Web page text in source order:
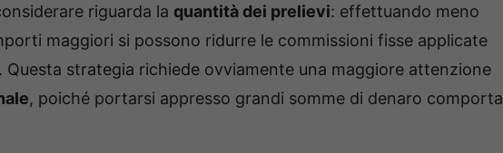
riguarda la quantità dei prelievi: effettuando meno
maggiori si possono ridurre le commissioni fisse applicate
Questa strategia richiede ovviamente una maggiore attenzione
, poiché portarsi appresso grandi somme di denaro comporta